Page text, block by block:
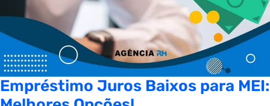
Empréstimo Juros Baixos para MEI: